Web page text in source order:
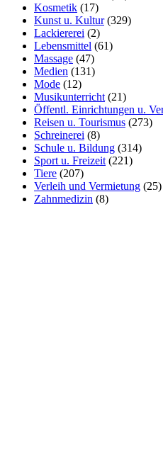
Kosmetik (17)
Kunst u. Kultur(329)
Lackiererei (2)
Lebensmittel (61)
Massage (47)
Medien (131)
Mode (12)
Musikunterricht (21)
Öffentl. Einrichtungen u.
Reisen u. Tourismus (273)
Schreinerei (8)
Schule u. Bildung (314)
Sport u. Freizeit (221)
Tiere (207)
Verleih und Vermietung (25)
Zahnmedizin (8)